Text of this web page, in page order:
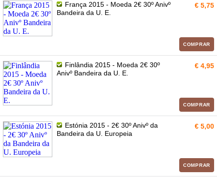
França 2015 - Moeda 2€ 30º Anivº
Bandeira da U. E.
€ 5,75
COMPRAR
Finlândia 2015 - Moeda 2€ 30º
Anivº Bandeira da U. E.
€ 4,95
COMPRAR
Estónia 2015 - 2€ 30º Anivº da
Bandeira da U. Europeia
€ 5,00
COMPRAR